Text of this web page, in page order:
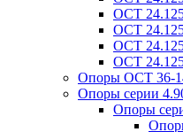
ОСТ
ОСТ
ОСТ
ОСТ
Опоры ОСТ 36-
Опоры серии
Опоры